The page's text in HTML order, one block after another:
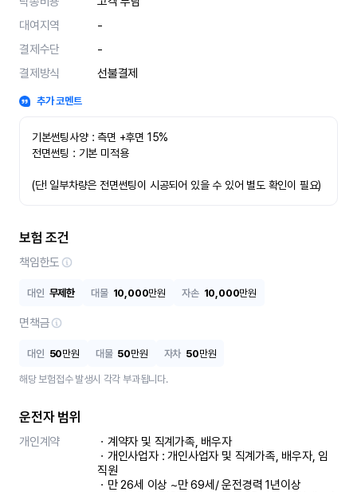
대여지역
-
결제수단
-
결제방식
선불결제
추가 코멘트
기본썬팅사양 : 측면 +후면 15%
전면썬팅 : 기본 미적용
(단! 일부차량은 전면썬팅이 시공되어 있을 수 있어 별도 확인이 필요)
보험 조건
책임한도
대인 무제한 대물 10,000만원 자손 10,000만원
면책금
대인 50만원 대물 50만원 자차 50만원
해당 보험접수 발생시 각각 부과됩니다.
운전자 범위
개인계약
ㆍ계약자 및 직계가족, 배우자
ㆍ개인사업자 : 개인사업자 및 직계가족, 배우자, 임
직원
ㆍ만 26세 이상 ~만 69세/ 운전경력 1년이상